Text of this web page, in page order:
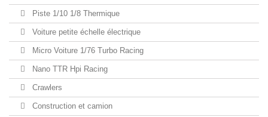
Piste 1/10 1/8 Thermique
Voiture petite échelle électrique
Micro Voiture 1/76 Turbo Racing
Nano TTR Hpi Racing
Crawlers
Construction et camion